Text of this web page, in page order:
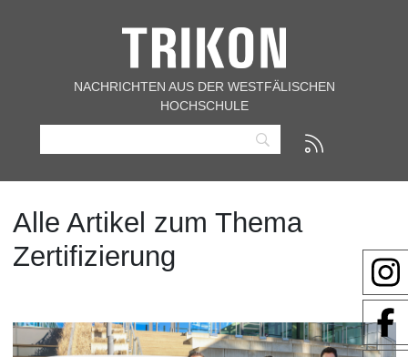
NACHRICHTEN AUS DER WESTFÄLISCHEN
HOCHSCHULE
Alle Artikel zum Thema
Zertifizierung